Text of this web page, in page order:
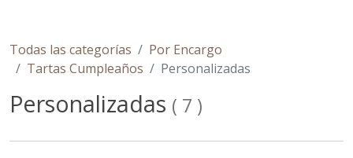
Todas las categorías
Por Encargo
Tartas Cumpleaños
Personalizadas
Personalizadas ( 7 )